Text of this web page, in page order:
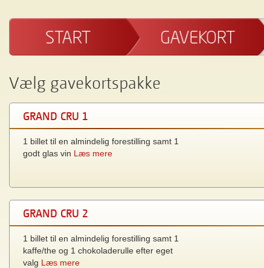
Vælg gavekortspakke
GRAND CRU 1
1 billet til en almindelig forestilling samt 1
godt glas vin Læs mere
GRAND CRU 2
1 billet til en almindelig forestilling samt 1
kaffe/the og 1 chokoladerulle efter eget
valg Læs mere